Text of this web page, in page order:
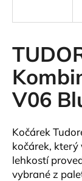
V06
Kočárek
kočárek, který
lehkostí
vybrané z
í
t
?